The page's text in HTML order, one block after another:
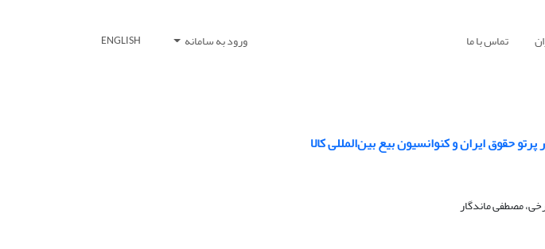
تماس با ما ورود به سامانه ENGLISH
حقوق ایران و کنوانسیون بیع بین‌المللی کالا
مصطفی ماندگار